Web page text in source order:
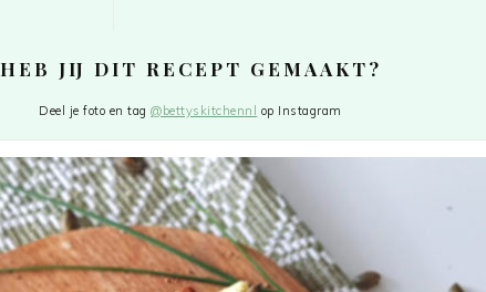
HEB JIJ DIT RECEPT GEMAAKT?
Deel je foto en tag@bettyskitchennl op Instagram